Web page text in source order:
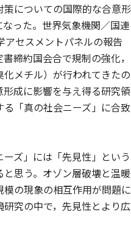
についての国際的な合意形
った。世界気象機関／国連
アセスメントパネルの報告
締約国会合で規制の強化，
メチル）が行われてきたの
成に影響を与え得る研究領
「真の社会ニーズ」に合致
ズ」には「先見性」という
思う。オゾン層破壊と温暖
の現象の相互作用が問題に
究の中で，先見性とより広